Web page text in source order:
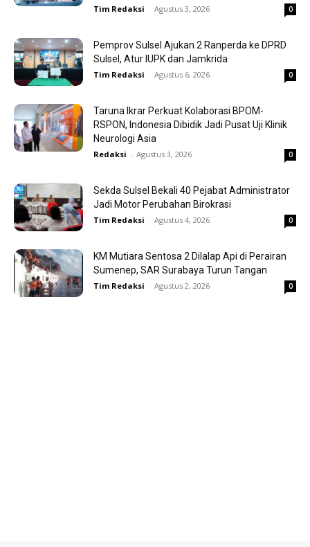
Tim Redaksi - Agustus 3, 2026 0
Pemprov Sulsel Ajukan 2 Ranperda ke DPRD
Sulsel, Atur IUPK dan Jamkrida
Tim Redaksi - Agustus 6, 2026 0
Taruna Ikrar Perkuat Kolaborasi BPOM-
RSPON, Indonesia Dibidik Jadi Pusat Uji Klinik
Neurologi Asia
Redaksi - Agustus 3, 2026 0
Sekda Sulsel Bekali 40 Pejabat Administrator
Jadi Motor Perubahan Birokrasi
Tim Redaksi - Agustus 4, 2026 0
KM Mutiara Sentosa 2 Dilalap Api di Perairan
Sumenep, SAR Surabaya Turun Tangan
Tim Redaksi - Agustus 2, 2026 0